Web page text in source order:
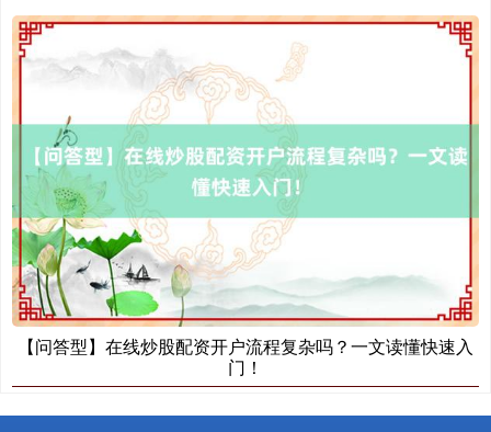
【问答型】在线炒股配资开户流程复杂吗？一文读懂快速入
门！